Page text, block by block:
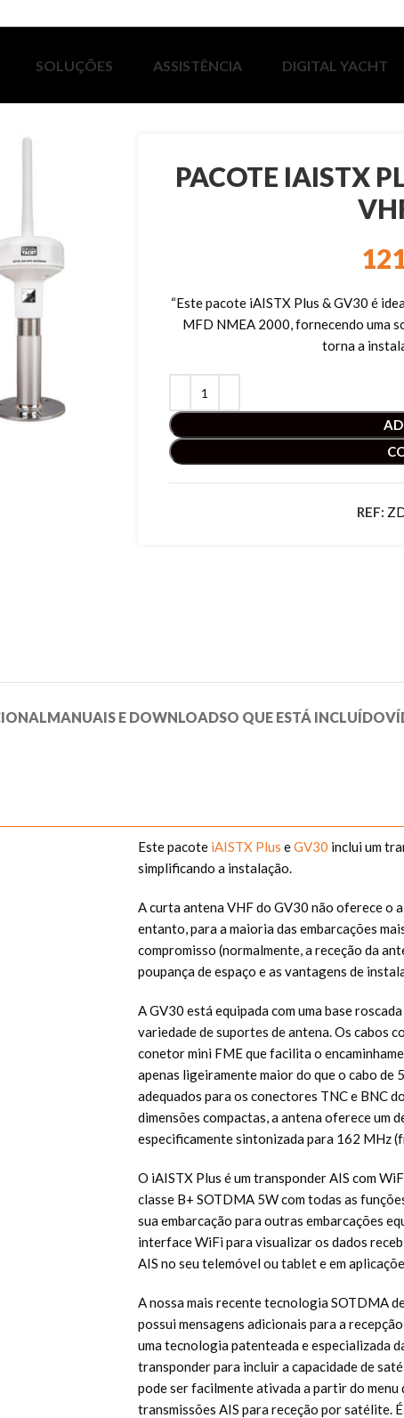
SOLUÇÕES ASSISTÊNCIA DIGITAL YACHT
PACOTE IAISTX
“Este pacote iAISTX Plus & GV30 é
MFD NMEA 2000, fornecendo uma
torna a
REF:
MANUAIS E DOWNLOADSO QUE ESTÁ INCLUÍDO
Este pacote iAISTX Plus eGV30 inclui um
simplificando a instalação.
A curta antena VHF do GV30 não oferece o
entanto, para a maioria das embarcações
compromisso (normalmente, a receção da
poupança de espaço e as vantagens de
A GV30 está equipada com uma base
variedade de suportes de antena. Os cabos
conetor mini FME que facilita o
apenas ligeiramente maior do que o cabo de
adequados para os conectores TNC e BNC
dimensões compactas, a antena oferece um
especificamente sintonizada para 162 MHz
O iAISTX Plus é um transponder AIS com
classe B+ SOTDMA 5W com todas as
sua embarcação para outras embarcações
interface WiFi para visualizar os dados
AIS no seu telemóvel ou tablet e em
A nossa mais recente tecnologia SOTDMA
possui mensagens adicionais para a
uma tecnologia patenteada e especializada
transponder para incluir a capacidade de
pode ser facilmente ativada a partir do
transmissões AIS para receção por satélite.